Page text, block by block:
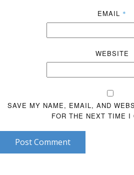
EMAIL *
WEBSITE
SAVE MY NAME, EMAIL, AND
FOR THE NEXT TIME I
Post Comment